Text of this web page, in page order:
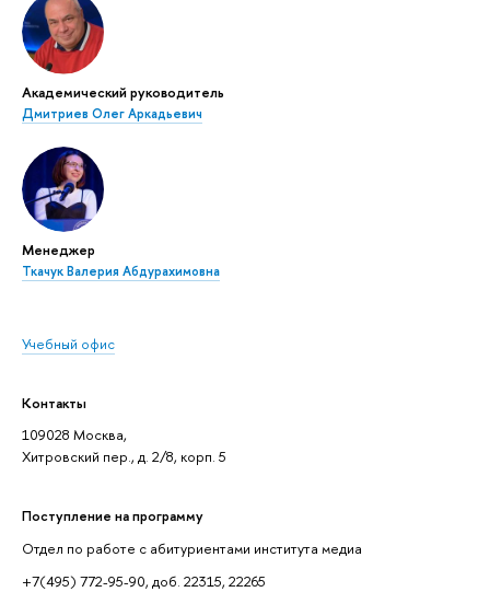
Академический руководитель
Дмитриев Олег Аркадьевич
Менеджер
Ткачук Валерия Абдурахимовна
Учебный офис
Контакты
109028 Москва,
Хитровский пер., д. 2/8, корп. 5
Поступление на программу
Отдел по работе с абитуриентами института медиа
+7(495) 772-95-90, доб. 22315, 22265